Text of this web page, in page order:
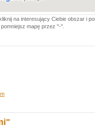
na interesujący Ciebie obszar i
mapę przez "-".